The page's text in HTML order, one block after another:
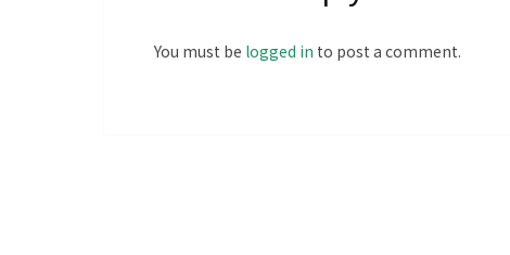
You must be logged in to post a comment.